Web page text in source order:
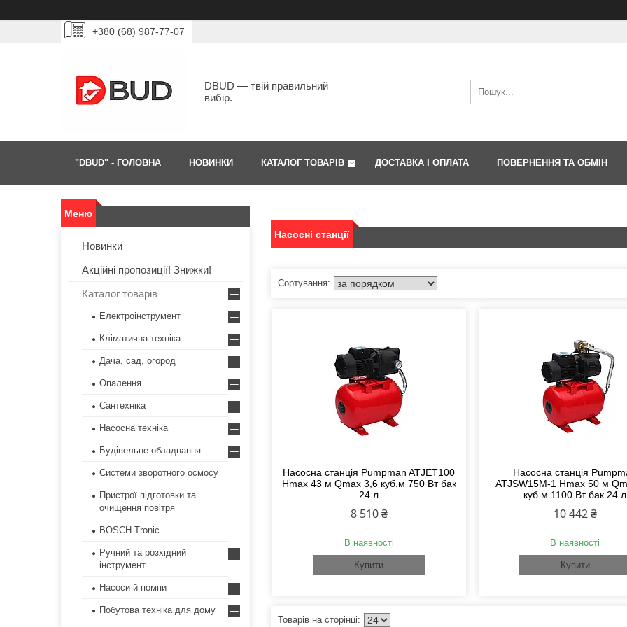
+380 (68) 987-77-07
DBUD — твій правильний
вибір.
"DBUD" - ГОЛОВНА НОВИНКИ КАТАЛОГ ТОВАРІВ ДОСТАВКА І ОПЛАТА ПОВЕРНЕННЯ ТА ОБМІН
Насосні станції
Насосна станція Pumpman ATJET100
Нmax 43 м Qmax 3,6 куб.м 750 Вт бак
24 л
8 510 ₴
В наявності
Купити
Насосна станція
ATJSW15M-1 Нmax 50 м
куб.м 1100 Вт бак 24 л
10 442 ₴
В наявності
Купити
Новинки
Акційні пропозиції! Знижки!
Каталог товарів
Електроінструмент
Кліматична техніка
Дача, сад, огород
Опалення
Сантехніка
Насосна техніка
Будівельне обладнання
Системи зворотного осмосу
Пристрої підготовки та
очищення повітря
BOSCH Tronic
Ручний та розхідний
інструмент
Насоси й помпи
Побутова техніка для дому